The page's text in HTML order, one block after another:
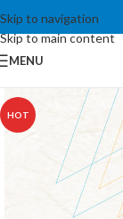
Skip to navigation
Skip to main content
MENU
HOT